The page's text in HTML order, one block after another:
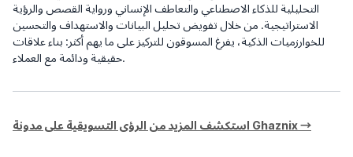
التحليلية للذكاء الاصطناعي والتعاطف الإنساني ورواية القصص والرؤية
الاستراتيجية. من خلال تفويض تحليل البيانات والاستهداف والتحسين
للخوارزميات الذكية، يفرغ المسوقون للتركيز على ما يهم أكثر: بناء علاقات
حقيقية ودائمة مع العملاء.
استكشف المزيد من الرؤى التسويقية على مدونة Ghaznix →